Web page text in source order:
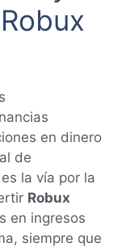
en dinero
de
es la vía por la
Robux
en ingresos
siempre que